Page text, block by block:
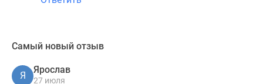
Самый новый отзыв
Я
Ярослав
27 июля